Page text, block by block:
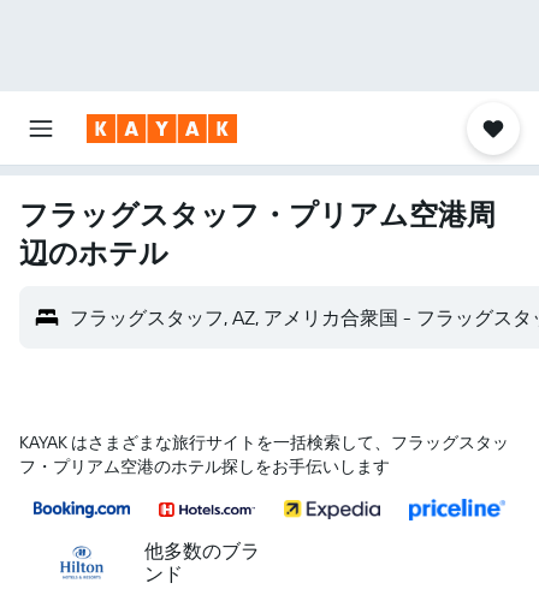
フラッグスタッフ・プリアム空港​周
辺のホテル
フラッグスタッフ, AZ, アメリカ合衆国 - フラッグス
KAYAK はさまざまな旅行サイトを一括検索して、フラッグスタッ
フ・プリアム空港のホテル探しをお手伝いします
他多数のブラ
ンド